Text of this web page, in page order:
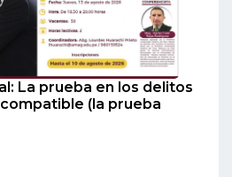
La prueba en los delitos
(la prueba